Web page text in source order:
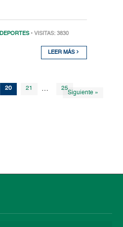
DEPORTES • VISITAS: 3830
LEER MÁS
20 21 … 25
Siguiente »